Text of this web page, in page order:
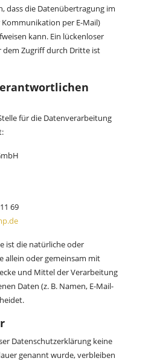
dass die Datenübertragung im
per E-Mail)
kann. Ein lückenloser
dem Zugriff durch Dritte ist
für die Datenverarbeitung
69
ist die natürliche oder
allein oder gemeinsam mit
und Mittel der Verarbeitung
Daten (z. B. Namen, E-Mail-
Datenschutzerklärung keine
genannt wurde, verbleiben